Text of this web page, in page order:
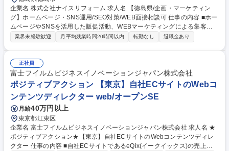
企業名 株式会社ナイスリフォーム 求人名 【徳島県/企画・マーケティン
グ】ホームページ・SNS運用/SEO対策/WEB面接相談可 仕事の内容 ■ホー
ムページやSNSを活用した販促活動、WEBマーケティングによる集客施
策を担当します。SEO対策やイベント開催時の集客戦略など、会社の成長
します。社内イベントの企画・運営、SEO対策の実施、イベント開催時の
集客戦略立案などもお任せします。予約数増加に向けた施策検討など、常
に変化するトレンドを捉えながら会社の魅力を発信していただきます。 募
集職種 【徳島県/企画・マーケティング】ホームページ・SNS運用/SEO対
策/WEB面接相談可
業界未経験歓迎 月平均残業時間20時間以内 転勤なし 退職金あり
正社員
富士フイルムビジネスイノベーションジャパン株式会社
ポジティブアクション 【東京】自社ECサイトのWebコ
ンテンツディレクター web/オープンSE
月給40万円以上
東京都江東区
企業名 富士フイルムビジネスイノベーションジャパン株式会社 求人名 ★
ポジティブアクション★【東京】自社ECサイトのWebコンテンツディレ
クター 仕事の内容 ■自社ECサイトであるeQix(イークイックス)の売上拡